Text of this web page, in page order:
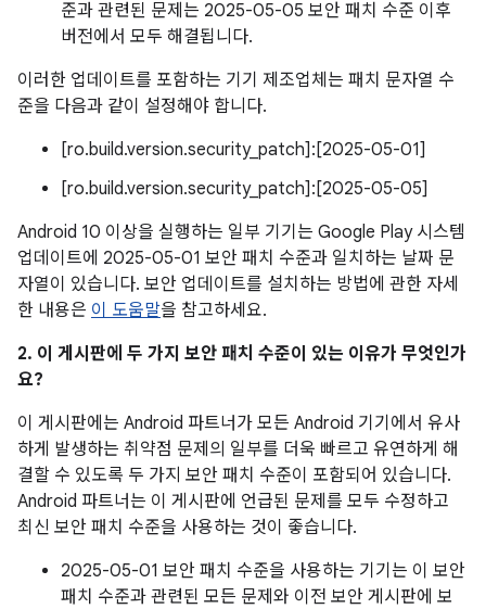
준과 관련된 문제는 2025-05-05 보안 패치 수준 이후
버전에서 모두 해결됩니다.
이러한 업데이트를 포함하는 기기 제조업체는 패치 문자열 수
준을 다음과 같이 설정해야 합니다.
[ro.build.version.security_patch]:[2025-05-01]
[ro.build.version.security_patch]:[2025-05-05]
Android 10 이상을 실행하는 일부 기기는 Google Play 시스템
업데이트에 2025-05-01 보안 패치 수준과 일치하는 날짜 문
자열이 있습니다. 보안 업데이트를 설치하는 방법에 관한 자세
한 내용은 이 도움말을 참고하세요.
2. 이 게시판에 두 가지 보안 패치 수준이 있는 이유가 무엇인가
요?
이 게시판에는 Android 파트너가 모든 Android 기기에서 유사
하게 발생하는 취약점 문제의 일부를 더욱 빠르고 유연하게 해
결할 수 있도록 두 가지 보안 패치 수준이 포함되어 있습니다.
Android 파트너는 이 게시판에 언급된 문제를 모두 수정하고
최신 보안 패치 수준을 사용하는 것이 좋습니다.
2025-05-01 보안 패치 수준을 사용하는 기기는 이 보안
패치 수준과 관련된 모든 문제와 이전 보안 게시판에 보